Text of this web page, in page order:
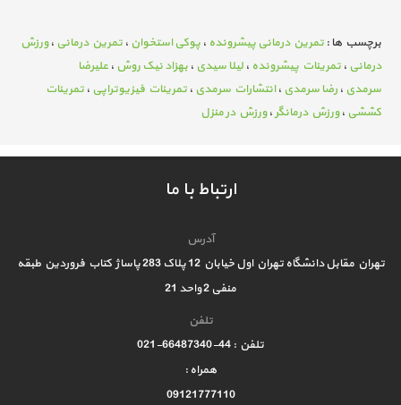
برچسب ها : تمرین درمانی پیشرونده ، پوکی استخوان ، تمرین درمانی ،ورزش
درمانی ، تمرینات پیشرونده ، لیلا سیدی ، بهزاد نیک روش ، علیرضا
سرمدی ، رضا سرمدی ،انتشارات سرمدی ، تمرینات فیزیوتراپی ، تمرینات
کششی ،ورزش درمانگر،ورزش در منزل
ارتباط با ما
آدرس
تهران مقابل دانشگاه تهران اول خیابان 12 پلاک 283 پاساژ کتاب فروردین طبقه
منفی 2 واحد 21
تلفن
تلفن : 44-66487340-021
همراه :
09121777110